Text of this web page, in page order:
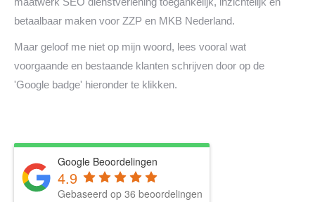
betaalbaar maken voor ZZP en MKB Nederland.
Maar geloof me niet op mijn woord, lees vooral wat
voorgaande en bestaande klanten schrijven door op de
'Google badge' hieronder te klikken.
Google Beoordelingen
4.9
Gebaseerd op 36 beoordelingen